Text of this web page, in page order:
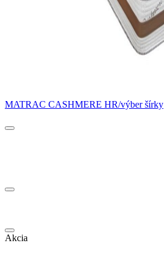
MATRAC CASHMERE HR/výber šírky
Akcia